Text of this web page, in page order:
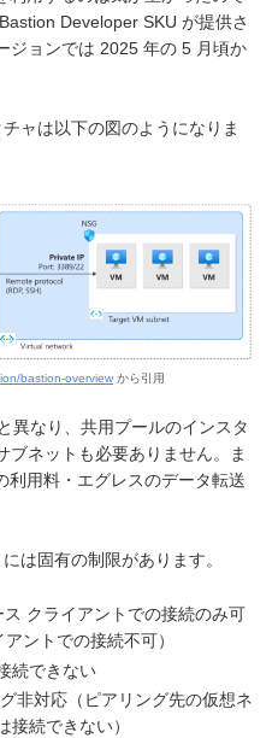
Developer SKU が提供さ
ジョンでは 2025 年の 5 月頃か
ャは以下の図のようになりま
bastion-overview から引用
異なり、共用プールのインスタ
ブネットも必要ありません。ま
利用料・エグレスのデータ転送
は固有の制限があります。
クライアントでの接続のみ可
ントでの接続不可）
続できない
非対応（ピアリング先の仮想ネ
接続できない）